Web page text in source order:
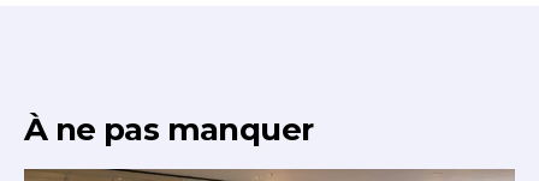
À ne pas manquer